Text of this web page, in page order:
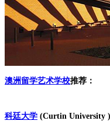
澳洲留学艺术学校推荐：
科廷大学 (Curtin University )